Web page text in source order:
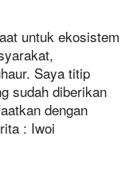
untuk ekosistem
Saya titip
sudah diberikan
dengan
: Iwoi